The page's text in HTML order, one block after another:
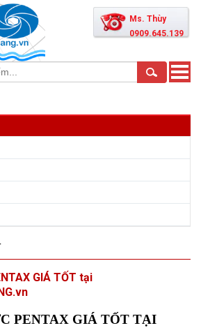
Ms. Thùy
0909.645.139
Toggle
GIÁ TỐT tại
PENTAX GIÁ TỐT TẠI